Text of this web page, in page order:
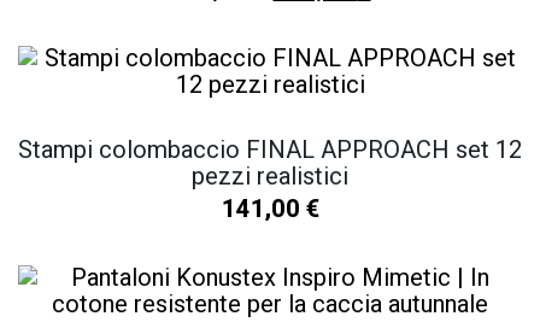
Stampi colombaccio FINAL APPROACH set 12
pezzi realistici
141,00 €